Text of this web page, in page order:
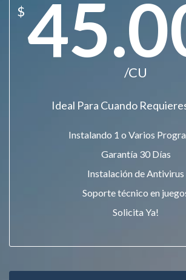
$
/CU
Ideal Para Cuando
Instalando 1 o Varios
Garantía 30 Días
Instalación de Antivirus
Soporte técnico en
Solicita Ya!